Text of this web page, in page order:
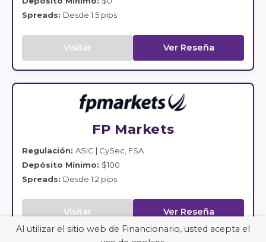
Spreads: Desde 1.5 pips
Visitar Ver Reseña
FP Markets
Regulación: ASIC | CySec, FSA
Depósito Mínimo: $100
Spreads: Desde 1.2 pips
Visitar
Ver Reseña
Al utilizar el sitio web de Financionario, usted acepta el